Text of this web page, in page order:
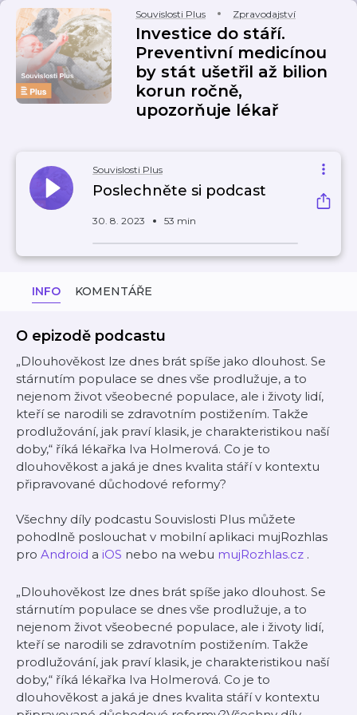
Souvislosti Plus Zpravodajství
Investice do stáří.
Preventivní medicínou
by stát ušetřil až bilion
korun ročně,
upozorňuje lékař
Souvislosti Plus
Poslechněte si podcast
30. 8. 2023 53 min
INFO KOMENTÁŘE
O epizodě podcastu
„Dlouhověkost lze dnes brát spíše jako dlouhost. Se
stárnutím populace se dnes vše prodlužuje, a to
nejenom život všeobecné populace, ale i životy lidí,
kteří se narodili se zdravotním postižením. Takže
prodlužování, jak praví klasik, je charakteristikou naší
doby,“ říká lékařka Iva Holmerová. Co je to
dlouhověkost a jaká je dnes kvalita stáří v kontextu
připravované důchodové reformy?
Všechny díly podcastu Souvislosti Plus můžete
pohodlně poslouchat v mobilní aplikaci mujRozhlas
pro Android a iOS nebo na webu mujRozhlas.cz .
„Dlouhověkost lze dnes brát spíše jako dlouhost. Se
stárnutím populace se dnes vše prodlužuje, a to
nejenom život všeobecné populace, ale i životy lidí,
kteří se narodili se zdravotním postižením. Takže
prodlužování, jak praví klasik, je charakteristikou naší
doby,“ říká lékařka Iva Holmerová. Co je to
dlouhověkost a jaká je dnes kvalita stáří v kontextu